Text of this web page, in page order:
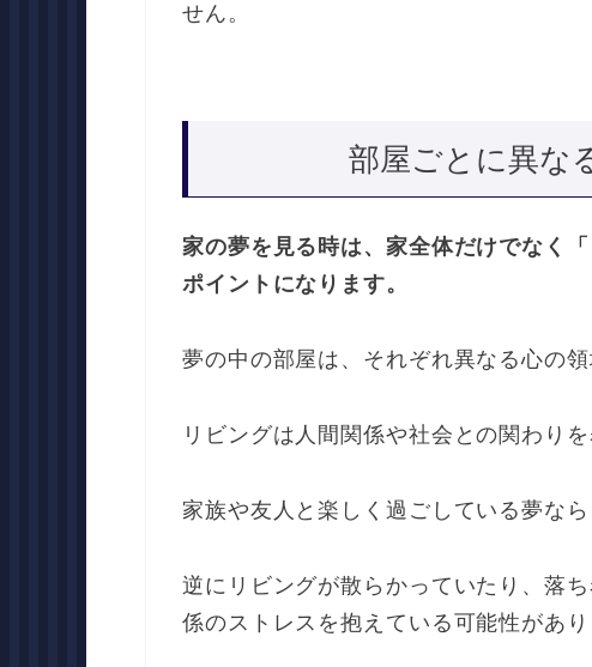
せん。
部屋ごとに異な
家の夢を見る時は、家全体だけでなく
ポイントになります。
夢の中の部屋は、それぞれ異なる心の領
リビングは人間関係や社会との関わりを
家族や友人と楽しく過ごしている夢な
逆にリビングが散らかっていたり、落
係のストレスを抱えている可能性があり